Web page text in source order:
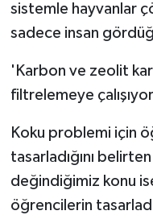
sistemle hayvanlar
sadece insan
'Karbon ve zeolit
filtrelemeye
Koku problemi için
tasarladığını
değindiğimiz konu
öğrencilerin